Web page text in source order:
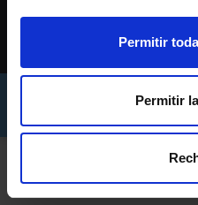
Permitir
Permitir
c/ Príncipe 44,
986
AVISO LEGAL